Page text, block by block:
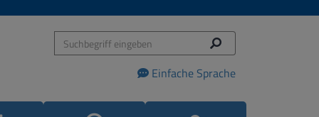
Einfache Sprache